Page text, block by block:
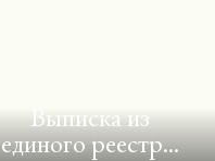
Выписка из
единого реестр...